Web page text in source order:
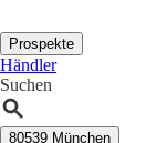
Prospekte
Händler
Suchen
80539 München